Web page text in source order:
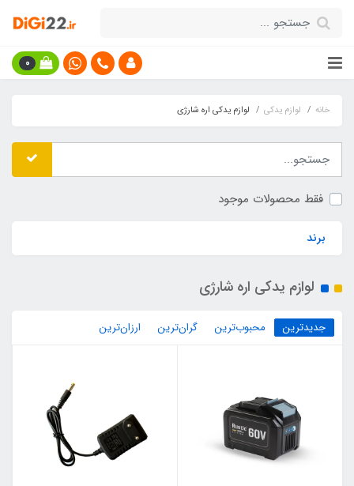
0
خانه لوازم یدکی لوازم یدکی اره شارژی
فقط محصولات موجود
برند
لوازم یدکی اره شارژی
جدیدترین محبوب‌ترین گران‌ترین ارزان‌ترین